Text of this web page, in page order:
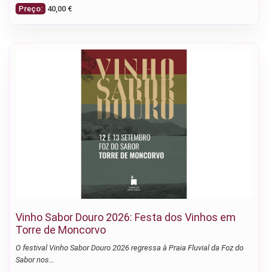
Preço: 40,00 €
Vinho Sabor Douro 2026: Festa dos Vinhos em
Torre de Moncorvo
O festival Vinho Sabor Douro 2026 regressa à Praia Fluvial da Foz do
Sabor nos…